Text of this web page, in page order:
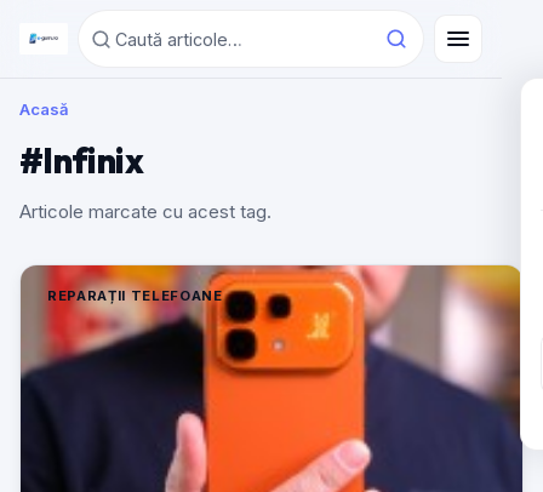
Acasă
#Infinix
Articole marcate cu acest tag.
REPARAȚII TELEFOANE